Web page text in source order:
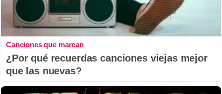
Canciones que marcan
¿Por qué recuerdas canciones viejas mejor
que las nuevas?